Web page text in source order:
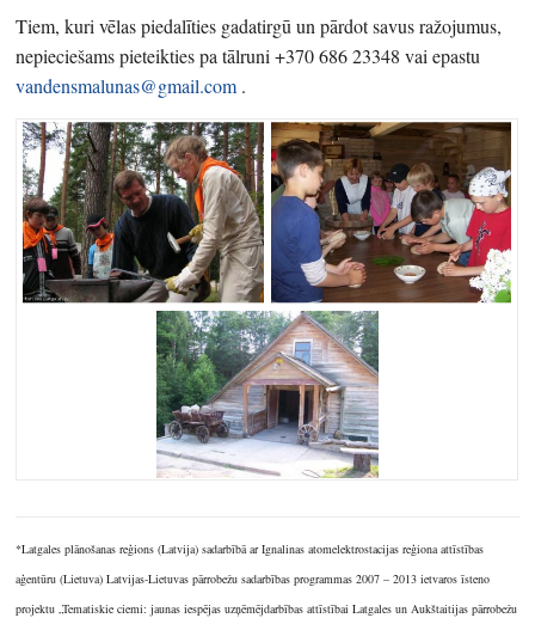
Tiem, kuri vēlas piedalīties gadatirgū un pārdot savus ražojumus,
nepieciešams pieteikties pa tālruni +370 686 23348 vai epastu
vandensmalunas@gmail.com .
*Latgales plānošanas reģions (Latvija) sadarbībā ar Ignalinas atomelektrostacijas reģiona attīstības
aģentūru (Lietuva) Latvijas-Lietuvas pārrobežu sadarbības programmas 2007 – 2013 ietvaros īsteno
projektu „Tematiskie ciemi: jaunas iespējas uzņēmējdarbības attīstībai Latgales un Aukštaitijas pārrobežu